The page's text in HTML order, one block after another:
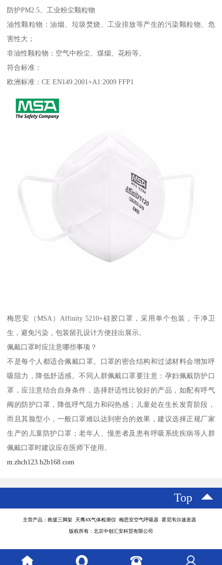
防护PM2.5、工业粉尘颗粒物
油性颗粒物：油烟、垃圾焚烧、工业排放等产生的污染颗粒物、危
害性大；
非油性颗粒物：空气中粉尘、煤烟、花粉等。
符合标准：
欧洲标准：CE EN149:2001+A1:2009 FFP1
梅思安（MSA）Affinity 5210+硅胶口罩，采用单个包装，干净卫
生，避免污染，包装留孔设计方便挂出展示。
佩戴口罩时应注意哪些事项？
不是每个人都适合佩戴口罩。口罩的密合结构和过滤材料会增加呼
吸阻力，降低舒适感。不同人群佩戴口罩要注意：孕妇佩戴防护口
罩，应注意结合自身条件，选择舒适性比较好的产品，如配有呼气
阀的防护口罩，降低呼气阻力和闷热感；儿童处在生长发育阶段，
而且其脸型小，一般口罩难以达到密合的效果，建议选择正规厂家
生产的儿童防护口罩；老年人、慢患者及患有呼吸系统疾病等人群
佩戴口罩时建议应在医师下使用。
m.zhch123.b2b168.com
Top
主营产品：救援三脚架 天鹰4X气体检测仪 梅思安空气呼吸器 霍尼韦尔速差器
版权所有：北京中创汇安科贸有限公司